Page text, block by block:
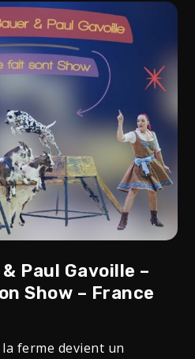
Paul Gavoille –
Show – France
la ferme devient un